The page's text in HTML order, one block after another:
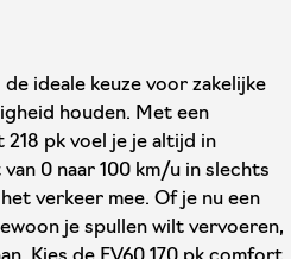
de ideale keuze voor zakelijke
houden. Met een
pk voel je je altijd in
0 naar 100 km/u in slechts
verkeer mee. Of je nu een
je spullen wilt vervoeren,